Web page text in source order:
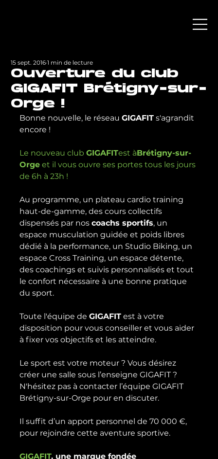
Ouverture du club
GIGAFIT Brétigny-sur-
Orge !
15 sept. 2016 1 min de lecture
Bonne nouvelle, le réseau GIGAFIT s'agrandit
encore !
Le nouveau club GIGAFITest àBrétigny-sur-
Orge et il vous ouvre ses portes tous les jours
de 6h à 23h !
Au programme, un plateau cardio training
haut-de-gamme, des cours collectifs
dispensés par nos coachs sportifs, un
espace musculation guidée et poids libres
dédié à la performance, un Studio Biking, un
espace Cross Training, un espace détente,
des coachings et suivis personnalisés et tout
le confort nécessaire à une bonne pratique
du sport.
Toute l'équipe de GIGAFIT est à votre
disposition pour vous conseiller et vous aider
à fixer vos objectifs et les atteindre.
Le sport est votre moteur ? Vous désirez
créer une salle sous l’enseigne GIGAFIT ?
N'hésitez pas à contacter l’équipe GIGAFIT
Brétigny-sur-Orge pour en discuter.
Il suffit d’un apport personnel de 70 000 €,
pour rejoindre cette aventure sportive.
GIGAFIT, une marque fondée